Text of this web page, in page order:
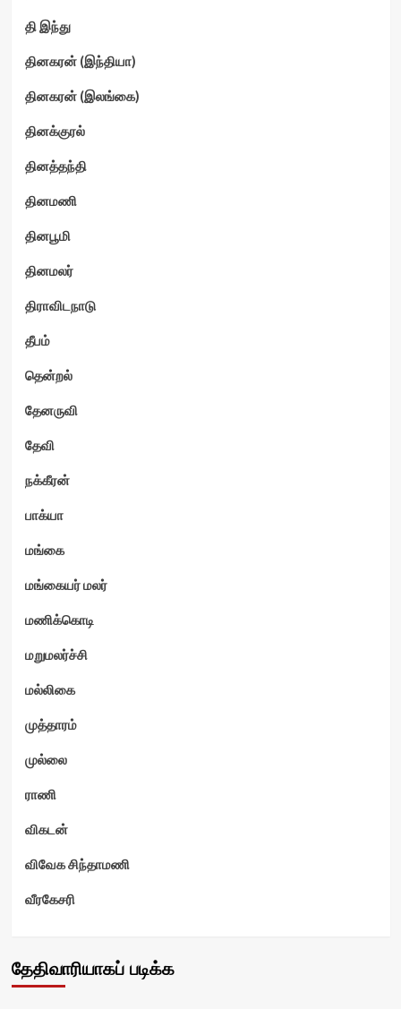
தி இந்து
தினகரன் (இந்தியா)
தினகரன் (இலங்கை)
தினக்குரல்
தினத்தந்தி
தினமணி
தினபூமி
தினமலர்
திராவிடநாடு
தீபம்
தென்றல்
தேனருவி
தேவி
நக்கீரன்
பாக்யா
மங்கை
மங்கையர் மலர்
மணிக்கொடி
மறுமலர்ச்சி
மல்லிகை
முத்தாரம்
முல்லை
ராணி
விகடன்
விவேக சிந்தாமணி
வீரகேசரி
தேதிவாரியாகப் படிக்க